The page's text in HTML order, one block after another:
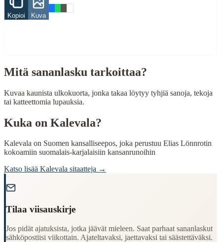
kaunis
Learning Finnish language through proverbs
Finding quotes for speeches or writing
Cultural Context
Period:Traditional folk wisdom
Kopioi Kuva
Mitä sananlasku tarkoittaa?
Kuvaa kaunista ulkokuorta, jonka takaa löytyy tyhjiä sanoja, tekoja
tai katteettomia lupauksia.
Kuka on Kalevala?
Kalevala on Suomen kansalliseepos, joka perustuu Elias Lönnrotin
kokoamiin suomalais-karjalaisiin kansanrunoihin
Katso lisää Kalevala sitaatteja →
Tilaa viisauskirje
Jos pidät ajatuksista, jotka jäävät mieleen. Saat parhaat sananlaskut
sähköpostiisi viikottain. Ajateltavaksi, jaettavaksi tai säästettäväksi.